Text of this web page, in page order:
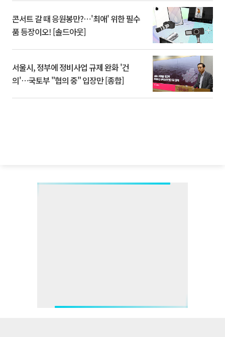
콘서트 갈 때 응원봉만?⋯'최애' 위한 필수
품 등장이오! [솔드아웃]
서울시, 정부에 정비사업 규제 완화 '건
의'⋯국토부 "협의 중" 입장만 [종합]